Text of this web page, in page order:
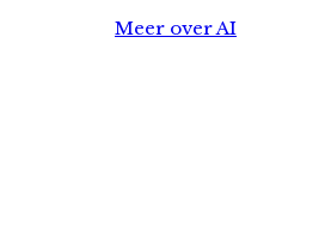
Meer over AI